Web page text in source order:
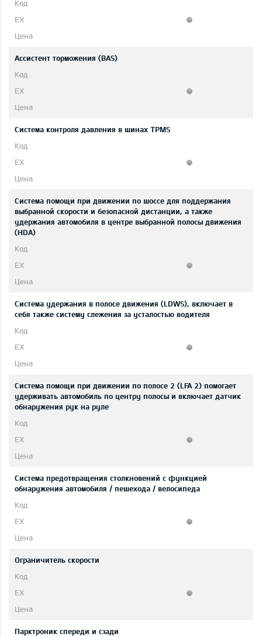
Ассистент торможения (BAS)
Система контроля давления в шинах TPMS
Система помощи при движении по шоссе для поддержания
выбранной скорости и безопасной дистанции, а также
удержания автомобиля в центре выбранной полосы движения
(HDA)
Система удержания в полосе движения (LDWS), включает в
себя также систему слежения за усталостью водителя
Система помощи при движении по полосе 2 (LFA 2) помогает
удерживать автомобиль по центру полосы и включает датчик
обнаружения рук на руле
Система предотвращения столкновений с функцией
обнаружения автомобиля / пешехода / велосипеда
Ограничитель скорости
Парктроник спереди и сзади